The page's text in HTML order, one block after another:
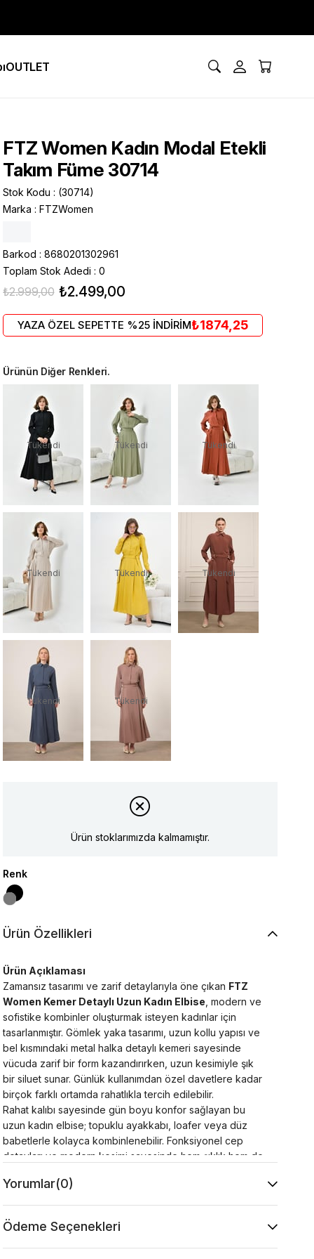
OUTLET
FTZ Women Kadın Modal Etekli
Takım Füme 30714
Stok Kodu
(30714)
Marka : FTZWomen
Barkod : 8680201302961
Toplam Stok Adedi : 0
₺2.999,00 ₺2.499,00
YAZA ÖZEL SEPETTE %25 İNDİRİM₺1874,25
Ürünün Diğer Renkleri.
Tükendi Tükendi Tükendi
Tükendi Tükendi Tükendi
Tükendi Tükendi
Ürün stoklarımızda kalmamıştır.
Renk
Ürün Özellikleri
Ürün Açıklaması
Zamansız tasarımı ve zarif detaylarıyla öne çıkan FTZ
Women Kemer Detaylı Uzun Kadın Elbise , modern ve
sofistike kombinler oluşturmak isteyen kadınlar için
tasarlanmıştır. Gömlek yaka tasarımı, uzun kollu yapısı ve
bel kısmındaki metal halka detaylı kemeri sayesinde
vücuda zarif bir form kazandırırken, uzun kesimiyle şık
bir siluet sunar. Günlük kullanımdan özel davetlere kadar
birçok farklı ortamda rahatlıkla tercih edilebilir.
Rahat kalıbı sayesinde gün boyu konfor sağlayan bu
uzun kadın elbise; topuklu ayakkabı, loafer veya düz
babetlerle kolayca kombinlenebilir. Fonksiyonel cep
detayları ve modern kesimi sayesinde hem şıklık hem de
parçalarından biri olmaya adaydır.
Ürün Özellikleri
Kumaş : %30 Viskon %20 Pamuk %50 Akrilik
Kol : 42 cm
Yaka Tipi : Gömlek Yaka
Yorumlar(0)
Ödeme Seçenekleri